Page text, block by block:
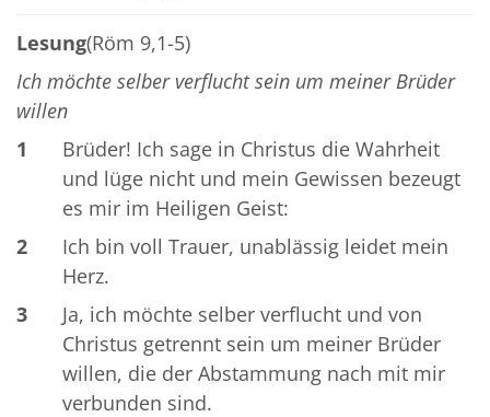
Lesung(Röm 9,1-5)
Ich möchte selber verflucht sein um meiner Brüder
willen
1
Brüder! Ich sage in Christus die Wahrheit
und lüge nicht und mein Gewissen bezeugt
es mir im Heiligen Geist:
2
Ich bin voll Trauer, unablässig leidet mein
Herz.
3
Ja, ich möchte selber verflucht und von
Christus getrennt sein um meiner Brüder
willen, die der Abstammung nach mit mir
verbunden sind.